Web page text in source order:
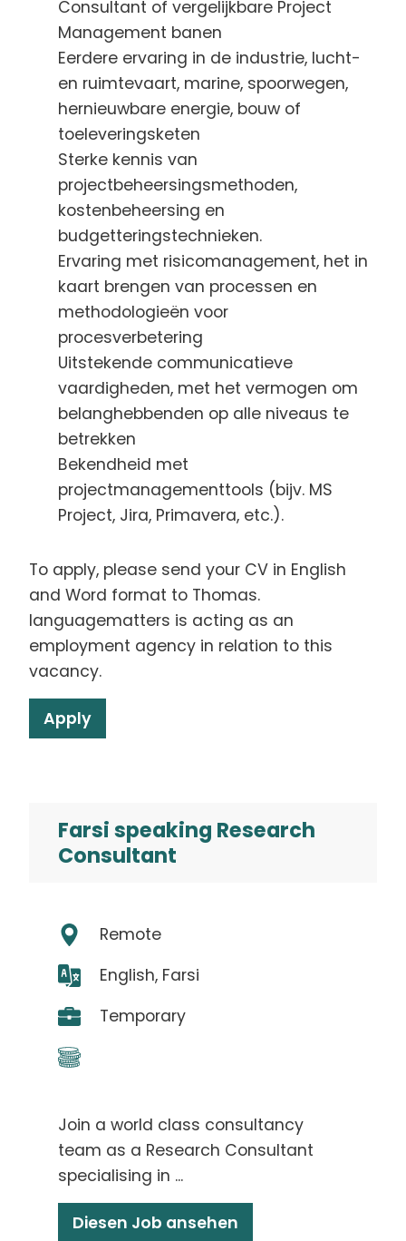
Consultant of vergelijkbare Project
Management banen
Eerdere ervaring in de industrie, lucht-
en ruimtevaart, marine, spoorwegen,
hernieuwbare energie, bouw of
toeleveringsketen
Sterke kennis van
projectbeheersingsmethoden,
kostenbeheersing en
budgetteringstechnieken.
Ervaring met risicomanagement, het in
kaart brengen van processen en
methodologieën voor
procesverbetering
Uitstekende communicatieve
vaardigheden, met het vermogen om
belanghebbenden op alle niveaus te
betrekken
Bekendheid met
projectmanagementtools (bijv. MS
Project, Jira, Primavera, etc.).
To apply, please send your CV in English
and Word format to Thomas.
languagematters is acting as an
employment agency in relation to this
vacancy.
Apply
Farsi speaking Research
Consultant
Remote
English, Farsi
Temporary
Join a world class consultancy
team as a Research Consultant
specialising in ...
Diesen Job ansehen